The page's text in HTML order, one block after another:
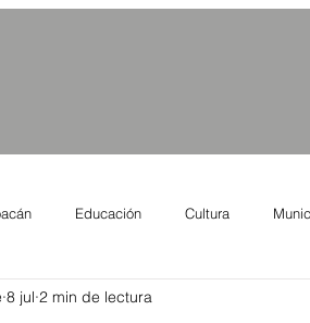
Educación Cultura
Columnistas Salud
8 jul 2 min de lectura